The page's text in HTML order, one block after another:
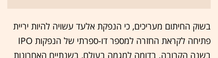
בשוק החיתום מעריכים, כי הנפקת אלעד עשויה להיות יריית
פתיחה לקראת החזרה למספר דו-ספרתי של הנפקות IPO
בשנה הקרובה. בדומה למגמה בעולם, בשנתיים האחרונות